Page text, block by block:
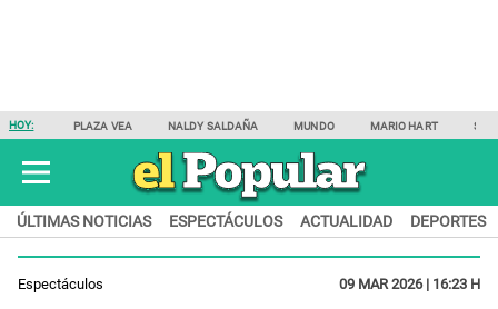
HOY: PLAZA VEA NALDY SALDAÑA MUNDO MARIO HART
ÚLTIMAS NOTICIAS ESPECTÁCULOS ACTUALIDAD DEPORTES
Espectáculos 09 MAR 2026 | 16:23 H